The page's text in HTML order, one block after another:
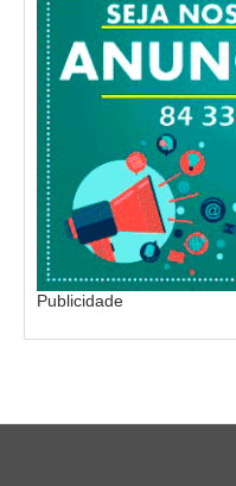
Publicidade